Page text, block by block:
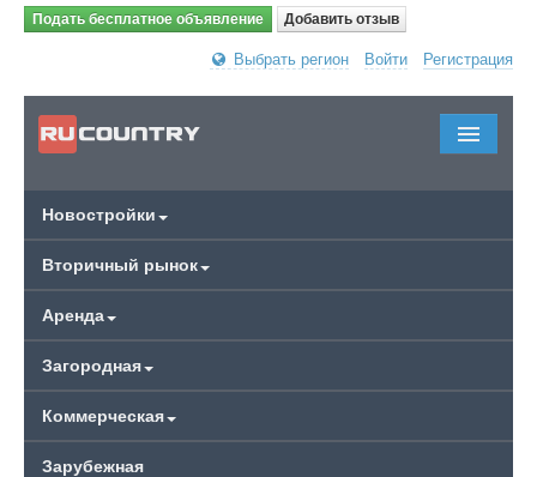
Подать бесплатное объявление Добавить отзыв
Выбрать регион Войти Регистрация
Новостройки
Вторичный рынок
Аренда
Загородная
Коммерческая
Зарубежная